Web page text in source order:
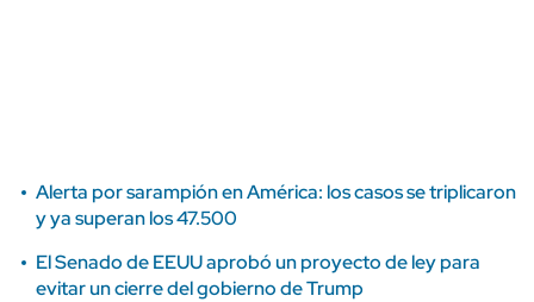
Alerta por sarampión en América: los casos se triplicaron
y ya superan los 47.500
El Senado de EEUU aprobó un proyecto de ley para
evitar un cierre del gobierno de Trump